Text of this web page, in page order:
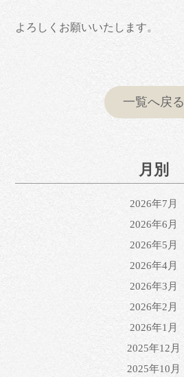
よろしくお願いいたします。
一覧へ戻る
月別
2026年7月
2026年6月
2026年5月
2026年4月
2026年3月
2026年2月
2026年1月
2025年12月
2025年10月